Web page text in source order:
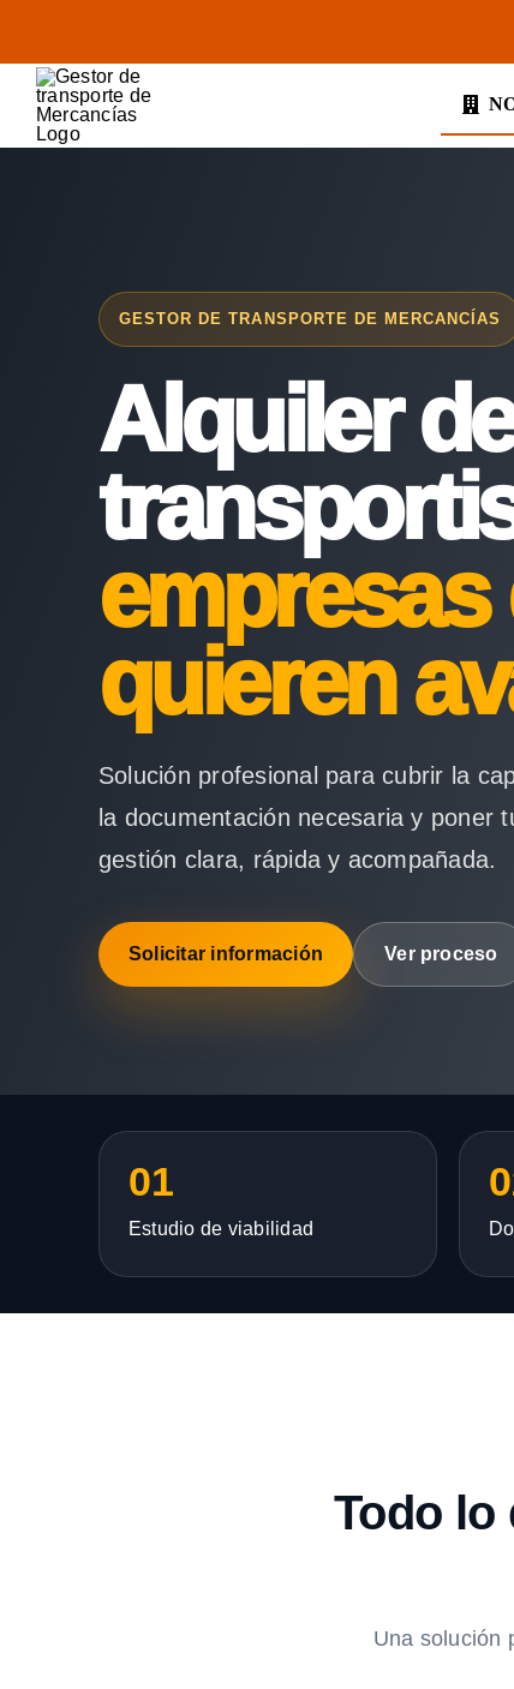
contenido
GESTOR DE TRANSPORTE DE MERCANCÍAS
Alquiler
empresas
quieren
Solución profesional para cubrir la
la documentación necesaria y poner
gestión clara, rápida y acompañada.
Solicitar información Ver proceso
01
Estudio de viabilidad
Todo lo
Una solución